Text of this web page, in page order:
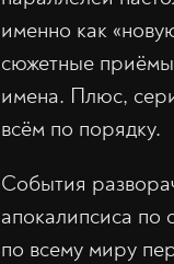
именно как
сюжетные
имена. Плюс,
всём по порядку.
События
апокалипсиса по
по всему миру